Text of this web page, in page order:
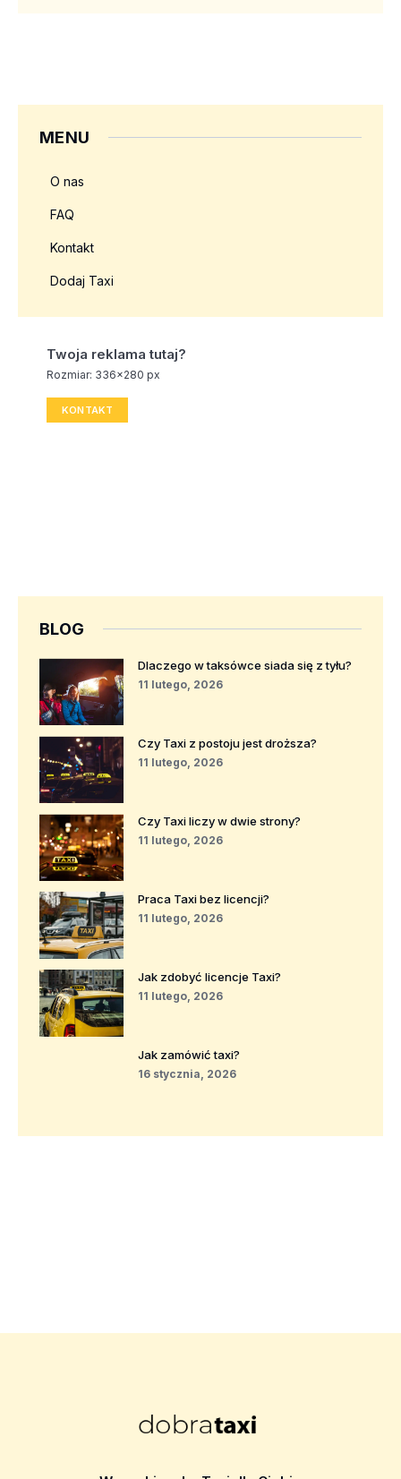
MENU
O nas
FAQ
Kontakt
Dodaj Taxi
Twoja reklama tutaj?
Rozmiar: 336x280 px
KONTAKT
BLOG
Dlaczego w taksówce siada się z tyłu?
11 lutego, 2026
Czy Taxi z postoju jest droższa?
11 lutego, 2026
Czy Taxi liczy w dwie strony?
11 lutego, 2026
Praca Taxi bez licencji?
11 lutego, 2026
Jak zdobyć licencje Taxi?
11 lutego, 2026
Jak zamówić taxi?
16 stycznia, 2026